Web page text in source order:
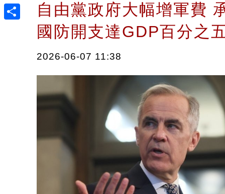
Pinterest
自由黨政府大幅增軍費
國防開支達GDP百分
2026-06-07 11:38